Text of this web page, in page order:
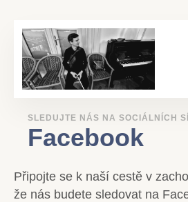
SLEDUJTE NÁS NA SOCIÁLNÍCH
Facebook
Připojte se k naší cestě v
že nás budete sledovat na